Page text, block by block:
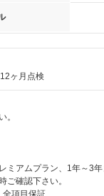
ヶ月点検
。
ミアムプラン、1年～3
ご確認下さい。
項目保証